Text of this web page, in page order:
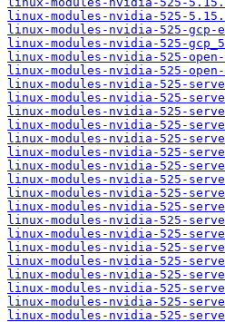
linux-modules-nvidia-525-
linux-modules-nvidia-525-gcp-
linux-modules-nvidia-525-
linux-modules-nvidia-525-
linux-modules-nvidia-525-
linux-modules-nvidia-525-
linux-modules-nvidia-525-
linux-modules-nvidia-525-
linux-modules-nvidia-525-
linux-modules-nvidia-525-
linux-modules-nvidia-525-
linux-modules-nvidia-525-
linux-modules-nvidia-525-
linux-modules-nvidia-525-
linux-modules-nvidia-525-
linux-modules-nvidia-525-
linux-modules-nvidia-525-
linux-modules-nvidia-525-
linux-modules-nvidia-525-
linux-modules-nvidia-525-
linux-modules-nvidia-525-
linux-modules-nvidia-525-
linux-modules-nvidia-525-